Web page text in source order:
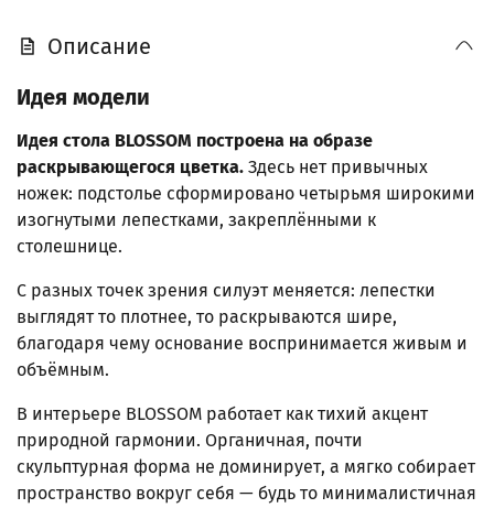
Описание
Идея модели
Идея стола BLOSSOM построена на образе
раскрывающегося цветка. Здесь нет привычных
ножек: подстолье сформировано четырьмя широкими
изогнутыми лепестками, закреплёнными к
столешнице.
С разных точек зрения силуэт меняется: лепестки
выглядят то плотнее, то раскрываются шире,
благодаря чему основание воспринимается живым и
объёмным.
В интерьере BLOSSOM работает как тихий акцент
природной гармонии. Органичная, почти
скульптурная форма не доминирует, а мягко собирает
пространство вокруг себя — будь то минималистичная